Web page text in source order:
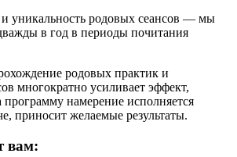
и уникальность родовых сеансов — мы
в год в периоды почитания
родовых практик и
многократно усиливает эффект,
программу намерение исполняется
приносит желаемые результаты.
вам: